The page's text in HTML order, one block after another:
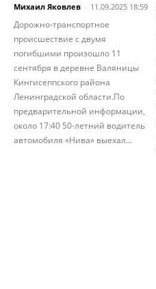
Михаил Яковлев - 11.09.2025 18:59
Дорожно-транспортное
происшествие с двумя
погибшими произошло 11
сентября в деревне Валяницы
Кингисеппского района
Ленинградской области.По
предварительной информации,
около 17:40 50-летний водитель
автомобиля «Нива» выехал...